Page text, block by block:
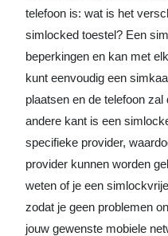
telefoon is: wat is het
simlocked toestel? Een
beperkingen en kan met
kunt eenvoudig een
plaatsen en de telefoon
andere kant is een
specifieke provider,
provider kunnen worden
weten of je een
zodat je geen problemen
jouw gewenste mobiele